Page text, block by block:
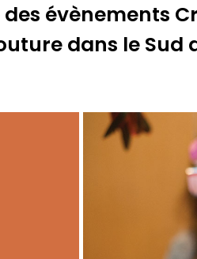
des évènements
dans le Sud